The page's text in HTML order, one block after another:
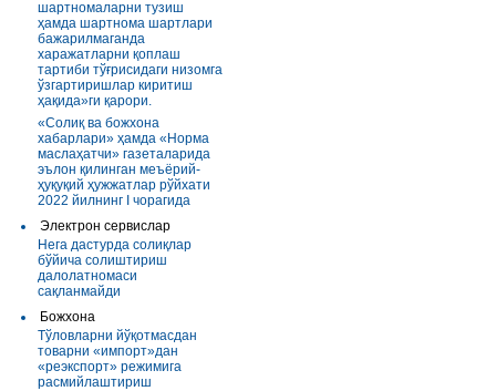
шартномаларни тузиш
ҳамда шартнома шартлари
бажарилмаганда
харажатларни қоплаш
тартиби тўғрисидаги низомга
ўзгартиришлар киритиш
ҳақида»ги қарори.
«Солиқ ва божхона
хабарлари» ҳамда «Норма
маслаҳатчи» газеталарида
эълон қилинган меъёрий-
ҳуқуқий ҳужжатлар рўйхати
2022 йилнинг I чорагида
Электрон сервислар
Нега дастурда солиқлар
бўйича солиштириш
далолатномаси
сақланмайди
Божхона
Тўловларни йўқотмасдан
товарни «импорт»дан
«реэкспорт» режимига
расмийлаштириш